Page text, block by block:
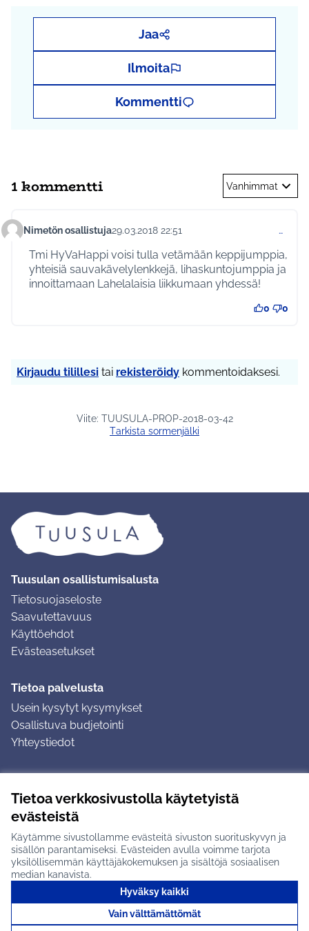
Tietoa verkkosivustolla käytetyistä
evästeistä
Käytämme sivustollamme evästeitä sivuston suorituskyvyn ja
sisällön parantamiseksi. Evästeiden avulla voimme tarjota
yksilöllisemmän käyttäjäkokemuksen ja sisältöjä sosiaalisen
median kanavista.
Hyväksy kaikki
Vain välttämättömät
Jaa
Ilmoita
Kommentti
1 kommentti Vanhimmat
Kommentti 7
Nimetön osallistuja29.03.2018 22:51 …
Tmi HyVaHappi voisi tulla vetämään keppijumppia,
yhteisiä sauvakävelylenkkejä, lihaskuntojumppia ja
innoittamaan Lahelalaisia liikkumaan yhdessä!
0 0
Kirjaudu tilillesi tai rekisteröidy kommentoidaksesi.
Viite: TUUSULA-PROP-2018-03-42
Tarkista sormenjälki
Tuusulan osallistumisalusta
Tietosuojaseloste
Saavutettavuus
Käyttöehdot
Evästeasetukset
Tietoa palvelusta
Usein kysytyt kysymykset
Osallistuva budjetointi
Yhteystiedot
Ohjeet kirjautumiseen
Ohjeet kommentin jättämiseen
Creative Commons -lisenssi
(Ulkoinen linkki)Verkkosivusto luotuvapaan ohjelmiston
Tuusulan osallistumisalusta X-palvelussa
(Ulkoinen linkki)